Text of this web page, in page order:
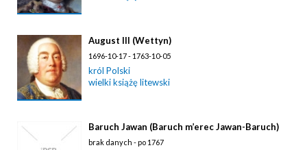
August III (Wettyn)
1696-10-17 - 1763-10-05
król Polski
wielki książę litewski
Baruch Jawan (Baruch m’erec Jawan-Baruch)
brak danych - po 1767